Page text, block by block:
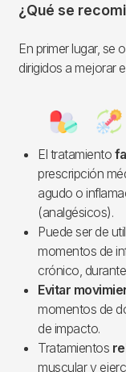
¿Qué se
En primer lugar, se
dirigidos a mejorar
Imagen
El tratamiento
prescripción
agudo o
(analgésicos).
Puede ser de
momentos de
crónico,
Evitar
momentos de
de impacto.
Tratamientos
muscular y